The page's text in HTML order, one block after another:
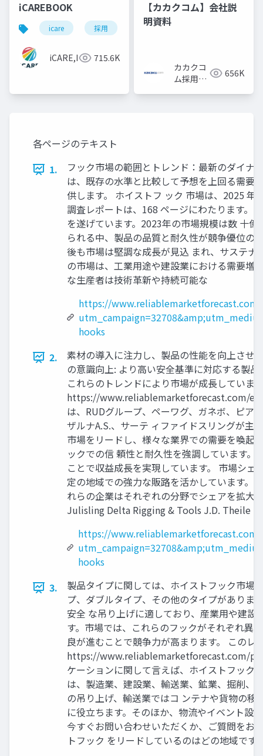
iCAREBOOK
icare 採用 カルチャーデック
iCARE,Inc 715.6K
【カカクコム】会社説
明資料
カカクコ
ム採用担
656K
各ページのテキスト
1.
フック市場の範囲とトレンド：最新のダイナ
は、既存の水準と比較して予想を上回る需要
供します。 ホイストフ ック 市場は、2025 年
調査レポートは、168 ページにわたります。
を遂げています。2023年の市場規模は数 十
られる中、製品の品質と耐久性が競争優位の
後も市場は堅調な成長が見込 まれ、サステ
の市場は、工業用途や建設業における需要増
な生産者は技術革新や持続可能な
https://
hooks
2.
素材の導入に注力し、製品の性能を向上させ
の意識向上: より高い安全基準に対応する製
これらのトレンドにより市場が成長していま
https://www.reliablemarketforecast.com/
は、RUDグループ、ペーワグ、ガネボ、ピア
ザルナA.S.、サーテ ィファイドスリングが主
市場をリードし、様々な業界での需要を喚起
ックでの信 頼性と耐久性を強調しています
ことで収益成長を実現しています。 市場シ
定の地域での強力な販路を活かしています。
れらの企業はそれぞれの分野でシェアを拡
Julisling Delta Rigging & Tools J.D. Theile
https://
hooks
3.
製品タイプに関しては、ホイストフック市場
プ、ダブルタイプ、その他のタイプがありま
安全 な吊り上げに適しており、産業用や建
す。市場では、これらのフックがそれぞれ異
良が進むことで競争力が高まります。 この
https://www.reliablemarketforecast.com/
ケーションに関して言えば、ホイストフック
は、製造業、建設業、輸送業、鉱業、掘削、
の吊り上げ、輸送業ではコ ンテナや貨物の
に役立ちます。そのほか、物流やイベント設
今すぐお問い合わせいただくか、ご質問を
トフック をリードしているのはどの地域で